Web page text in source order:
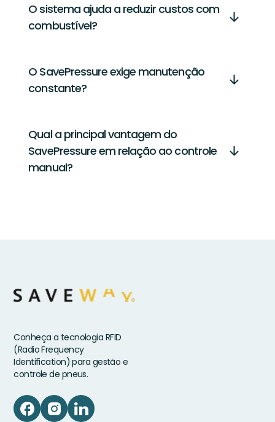
O sistema ajuda a reduzir custos com
combustível?
O SavePressure exige manutenção
constante?
Qual a principal vantagem do
SavePressure em relação ao controle
manual?
Conheça a tecnologia RFID
(Radio Frequency
Identification) para gestão e
controle de pneus.